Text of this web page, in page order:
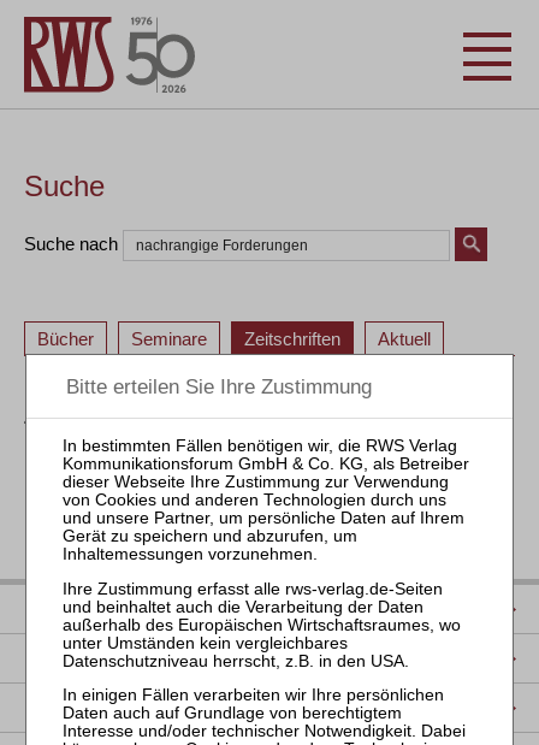
Suche
Suche nach
Bücher Seminare Zeitschriften Aktuell
ZRI
IMPRESSUM
DATENSCHUTZ
NUTZUNGSBESTIMMUNGEN/AGB